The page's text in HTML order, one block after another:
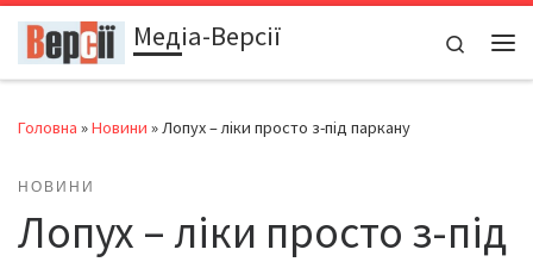
Перейти до вмістуМедіа-Версії
Search
Головна »Новини »Лопух – ліки просто з-під паркану
НОВИНИ
Лопух – ліки просто з-під